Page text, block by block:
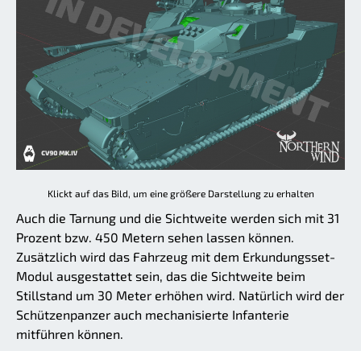
Klickt auf das Bild, um eine größere Darstellung zu erhalten
Auch die Tarnung und die Sichtweite werden sich mit 31
Prozent bzw. 450 Metern sehen lassen können.
Zusätzlich wird das Fahrzeug mit dem Erkundungsset-
Modul ausgestattet sein, das die Sichtweite beim
Stillstand um 30 Meter erhöhen wird. Natürlich wird der
Schützenpanzer auch mechanisierte Infanterie
mitführen können.